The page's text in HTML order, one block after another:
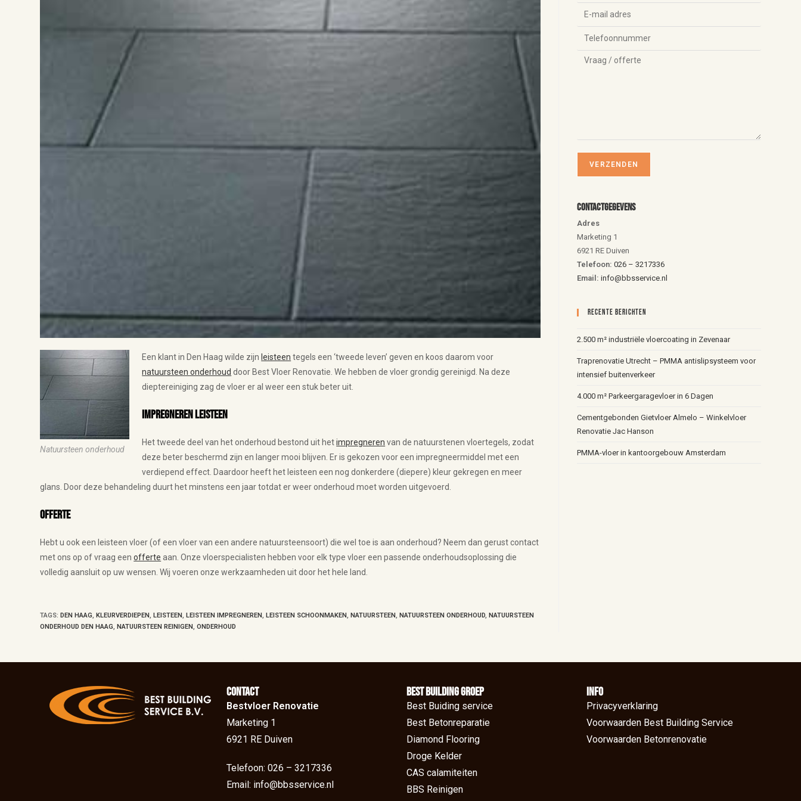
Natuursteen onderhoud
Een klant in Den Haag wilde zijn leisteen tegels een ‘tweede leven’ geven en koos daarom voor
natuursteen onderhoud door Best Vloer Renovatie. We hebben de vloer grondig gereinigd. Na deze
dieptereiniging zag de vloer er al weer een stuk beter uit.
Impregneren leisteen
Het tweede deel van het onderhoud bestond uit hetimpregneren van de natuurstenen vloertegels, zodat
deze beter beschermd zijn en langer mooi blijven. Er is gekozen voor een impregneermiddel met een
verdiepend effect. Daardoor heeft het leisteen een nog donkerdere (diepere) kleur gekregen en meer
glans. Door deze behandeling duurt het minstens een jaar totdat er weer onderhoud moet worden uitgevoerd.
Offerte
Hebt u ook een leisteen vloer (of een vloer van een andere natuursteensoort) die wel toe is aan onderhoud? Neem dan gerust contact
met ons op of vraag eenofferte aan. Onze vloerspecialisten hebben voor elk type vloer een passende onderhoudsoplossing die
volledig aansluit op uw wensen. Wij voeren onze werkzaamheden uit door het hele land.
TAGS: DEN HAAG, KLEURVERDIEPEN, LEISTEEN, LEISTEEN IMPREGNEREN, LEISTEEN SCHOONMAKEN, NATUURSTEEN, NATUURSTEEN ONDERHOUD, NATUURSTEEN
ONDERHOUD DEN HAAG, NATUURSTEEN REINIGEN, ONDERHOUD
Contactgegevens
Adres
Marketing 1
6921 RE Duiven
Telefoon:026 – 3217336
Email: info@bbsservice.nl
Recente Berichten
2.500 m² industriële vloercoating in Zevenaar
Traprenovatie Utrecht – PMMA antislipsysteem voor
intensief buitenverkeer
4.000 m² Parkeergaragevloer in 6 Dagen
Cementgebonden Gietvloer Almelo – Winkelvloer
Renovatie Jac Hanson
PMMA-vloer in kantoorgebouw Amsterdam
Contact
Bestvloer Renovatie
Marketing 1
6921 RE Duiven
Telefoon: 026 – 3217336
Email: info@bbsservice.nl
BEst Building groep
Best Buiding service
Best Betonreparatie
Diamond Flooring
Droge Kelder
CAS calamiteiten
BBS Reinigen
Info
Privacyverklaring
Voorwaarden Best Building Service
Voorwaarden Betonrenovatie